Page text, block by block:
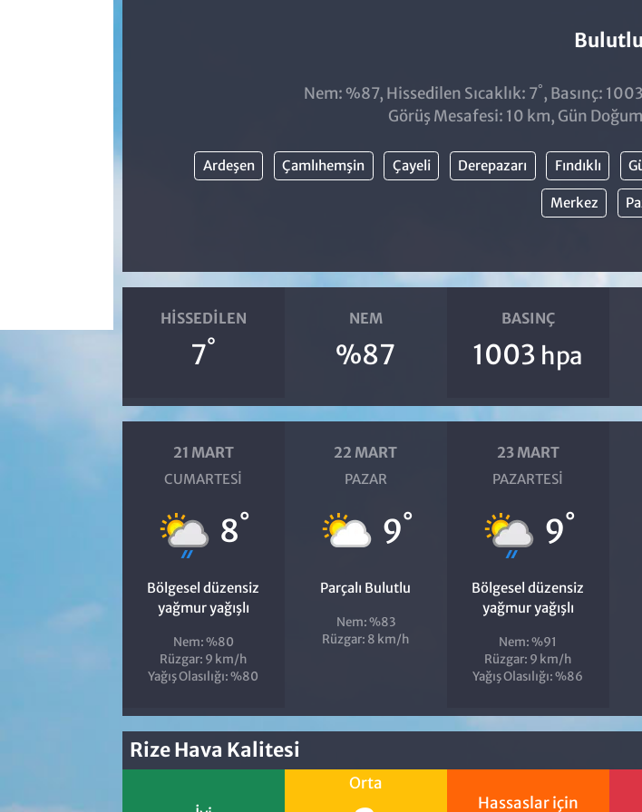
Bulutlu
Nem: %87, Hissedilen Sıcaklık: 7°, Basınç:
Görüş Mesafesi: 10 km, Gün
Ardeşen Çamlıhemşin Çayeli Derepazarı Fındıklı
Merkez
HISSEDILEN
7°
NEM
%87
BASINÇ
1003 hpa
21 MART
CUMARTESI
8°
Bölgesel düzensiz
yağmur yağışlı
Nem: %80
Rüzgar: 9 km/h
Yağış Olasılığı: %80
22 MART
PAZAR
9°
Parçalı Bulutlu
Nem: %83
Rüzgar: 8 km/h
23 MART
PAZARTESI
9°
Bölgesel düzensiz
yağmur yağışlı
Nem: %91
Rüzgar: 9 km/h
Yağış Olasılığı: %86
Rize Hava Kalitesi
Orta
Hassaslar için